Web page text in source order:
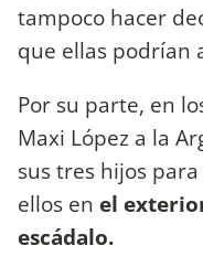
tampoco hacer
que ellas podrían
Por su parte, en
Maxi López a la
sus tres hijos
ellos en el
escádalo.